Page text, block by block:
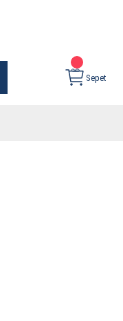
Sepet